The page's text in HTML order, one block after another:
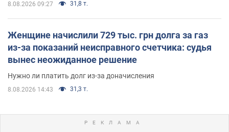
8.08.2026 09:27 31,8 т.
Женщине начислили 729 тыс. грн долга за газ
из-за показаний неисправного счетчика: судья
вынес неожиданное решение
Нужно ли платить долг из-за доначисления
8.08.2026 14:43 31,3 т.